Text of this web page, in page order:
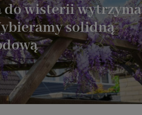
do wisterii wytrzyma
solidną